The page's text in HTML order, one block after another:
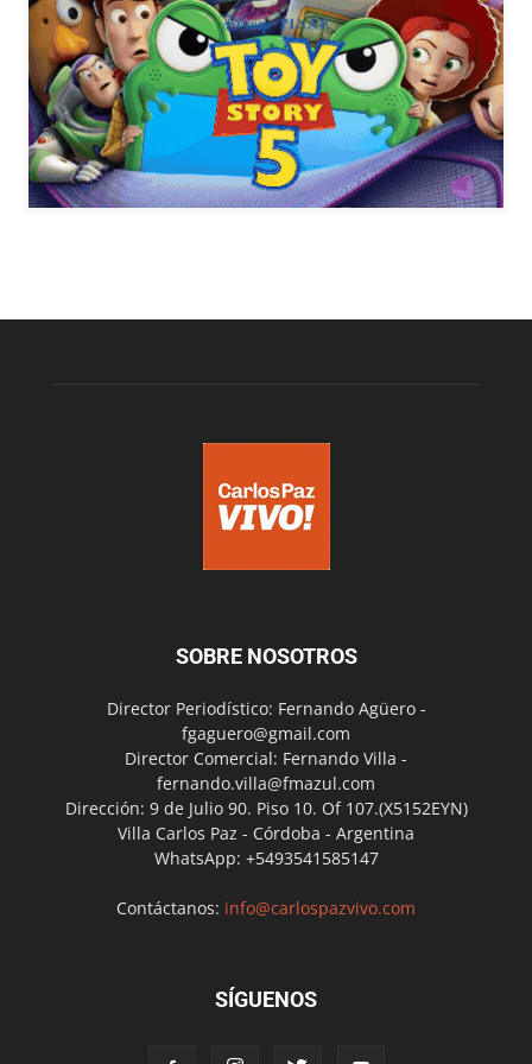
SOBRE NOSOTROS
Director Periodístico: Fernando Agüero -
fgaguero@gmail.com
Director Comercial: Fernando Villa -
fernando.villa@fmazul.com
Dirección: 9 de Julio 90. Piso 10. Of 107.(X5152EYN)
Villa Carlos Paz - Córdoba - Argentina
WhatsApp: +5493541585147
Contáctanos: info@carlospazvivo.com
SÍGUENOS